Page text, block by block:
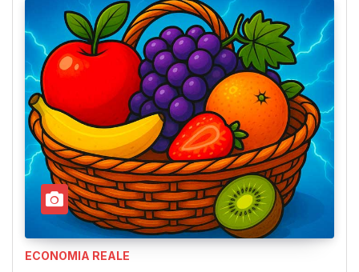
ECONOMIA REALE